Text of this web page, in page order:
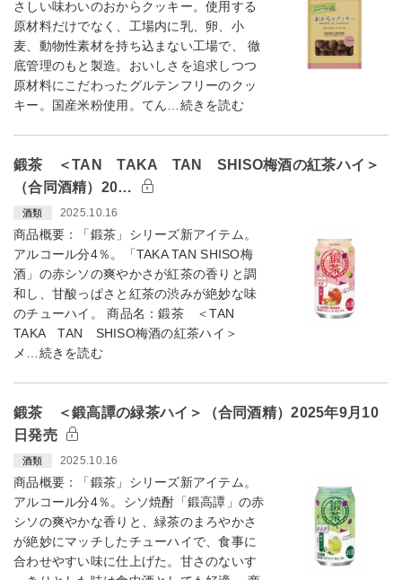
さしい味わいのおからクッキー。使用する
原材料だけでなく、工場内に乳、卵、小
麦、動物性素材を持ち込まない工場で、 徹
底管理のもと製造。おいしさを追求しつつ
原材料にこだわったグルテンフリーのクッ
キー。国産米粉使用。てん…続きを読む
鍛茶 ＜TAN TAKA TAN SHISO梅酒の紅茶ハイ＞
（合同酒精）20…
酒類 2025.10.16
商品概要：「鍛茶」シリーズ新アイテム。
アルコール分4％。「TAKA TAN SHISO梅
酒」の赤シソの爽やかさが紅茶の香りと調
和し、甘酸っぱさと紅茶の渋みが絶妙な味
のチューハイ。 商品名：鍛茶 ＜TAN
TAKA TAN SHISO梅酒の紅茶ハイ＞
メ…続きを読む
鍛茶 ＜鍛高譚の緑茶ハイ＞（合同酒精）2025年9月10
日発売
酒類 2025.10.16
商品概要：「鍛茶」シリーズ新アイテム。
アルコール分4％。シソ焼酎「鍛高譚」の赤
シソの爽やかな香りと、緑茶のまろやかさ
が絶妙にマッチしたチューハイで、食事に
合わせやすい味に仕上げた。甘さのないす